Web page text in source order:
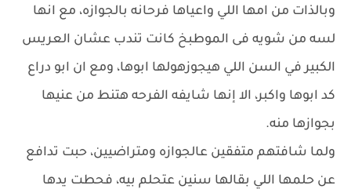
وبالذات من امها اللي واعياها فرحانه بالجوازه، مع انها
لسه من شويه فى الموطبخ كانت تندب عشان العريس
الكبير في السن اللي هيجوزهولها ابوها، ومع ان ابو دراع
كد ابوها واكبر، الا إنها شايفه الفرحه هتنط من عنيها
بجوازها منه.
ولما شافتهم متفقين عالجوازه ومتراضيين، حبت تدافع
عن حلمها اللي بقالها سنين عتحلم بيه، فحطت يدها